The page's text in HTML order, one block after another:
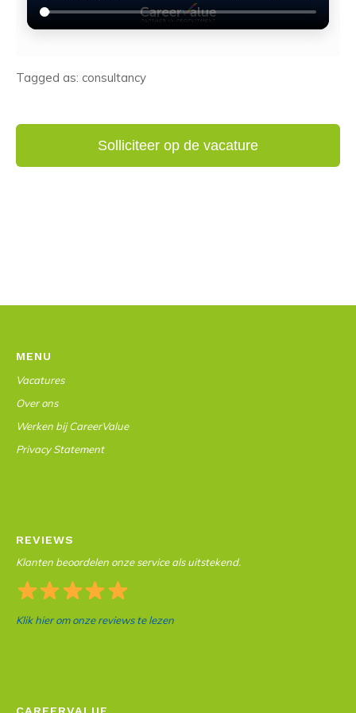
Tagged as: consultancy
MENU
Vacatures
Over ons
Werken bij CareerValue
Privacy Statement
REVIEWS
Klanten beoordelen onze service als uitstekend.
Klik hier om onze reviews te lezen